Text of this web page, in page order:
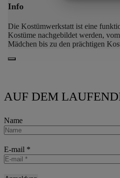
Info
Die Kostümwerkstatt ist eine
Kostüme nachgebildet werden,
Mädchen bis zu den prächtigen
AUF DEM
Name
E-mail *